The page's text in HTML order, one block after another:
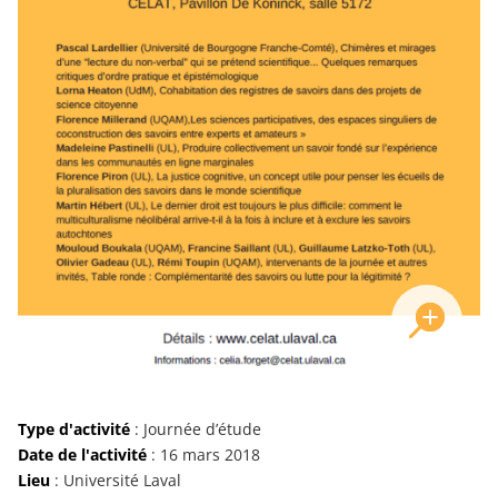
Type d'activité: Journée d’étude
Date de l'activité: 16 mars 2018
Lieu: Université Laval